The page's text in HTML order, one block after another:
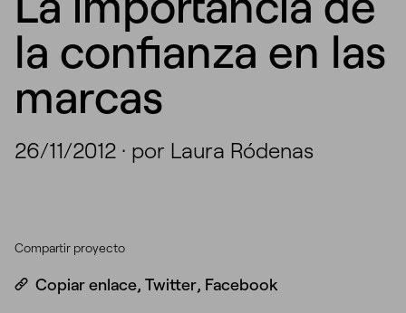
la confianza en las
marcas
26/11/2012 · por Laura Ródenas
Compartir proyecto
Copiar enlace, Twitter, Facebook